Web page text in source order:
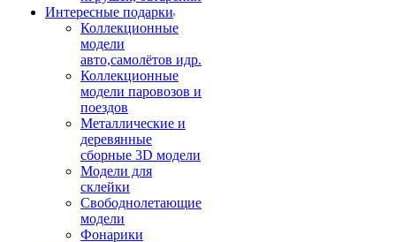
Интересные подарки
Коллекционные
модели
авто,самолётов идр.
Коллекционные
модели паровозов и
поездов
Металлические и
деревянные
сборные 3D модели
Модели для
склейки
Свободнолетающие
модели
Фонарики